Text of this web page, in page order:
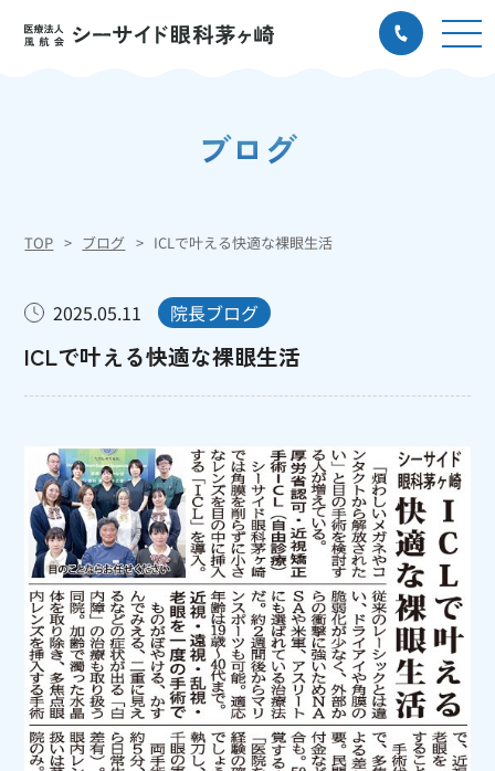
ブログ
TOP ブログ ICLで叶える快適な裸眼生活
2025.05.11 院長ブログ
ICLで叶える快適な裸眼生活